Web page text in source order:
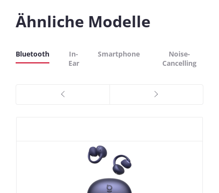
Ähnliche Modelle
Bluetooth
In-
Ear
Smartphone
Noise-
Cancelling